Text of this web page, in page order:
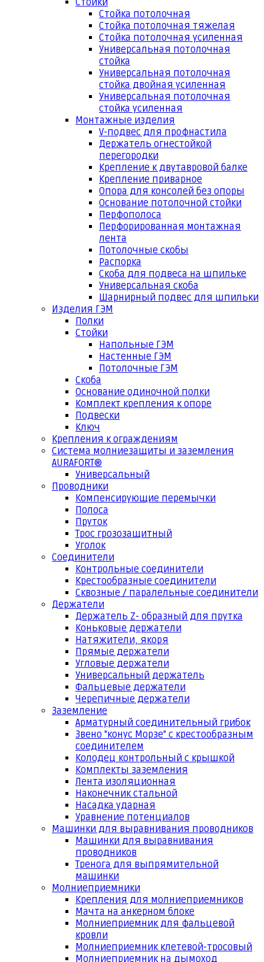
Стойки
Стойка потолочная
Стойка потолочная тяжелая
Стойка потолочная усиленная
Универсальная потолочная
стойка
Универсальная потолочная
стойка двойная усиленная
Универсальная потолочная
стойка усиленная
Монтажные изделия
V-подвес для профнастила
Держатель огнестойкой
перегородки
Крепление к двутавровой балке
Крепление приварное
Опора для консолей без опоры
Основание потолочной стойки
Перфополоса
Перфорированная монтажная
лента
Потолочные скобы
Распорка
Скоба для подвеса на шпильке
Универсальная скоба
Шарнирный подвес для шпильки
Изделия ГЭМ
Полки
Стойки
Напольные ГЭМ
Настенные ГЭМ
Потолочные ГЭМ
Скоба
Основание одиночной полки
Комплект крепления к опоре
Подвески
Ключ
Крепления к ограждениям
Система молниезащиты и заземления
AURAFORT®
Универсальный
Проводники
Компенсирующие перемычки
Полоса
Пруток
Трос грозозащитный
Уголок
Соединители
Контрольные соединители
Крестообразные соединители
Сквозные / паралельные соединители
Держатели
Держатель Z- образный для прутка
Коньковые держатели
Натяжители, якоря
Прямые держатели
Угловые держатели
Универсальный держатель
Фальцевые держатели
Черепичные держатели
Заземление
Арматурный соединительный грибок
Звено "конус Морзе" с крестообразным
соединителем
Колодец контрольный с крышкой
Комплекты заземления
Лента изоляционная
Наконечник стальной
Насадка ударная
Уравнение потенциалов
Машинки для выравнивания проводников
Машинки для выравнивания
проводников
Тренога для выпрямительной
машинки
Молниеприемники
Крепления для молниеприемников
Мачта на анкерном блоке
Молниеприемник для фальцевой
кровли
Молниеприемник клетевой-тросовый
Молниеприемник на дымоход